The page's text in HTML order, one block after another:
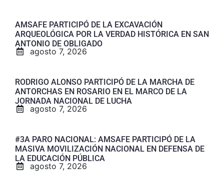
AMSAFE PARTICIPÓ DE LA EXCAVACIÓN
ARQUEOLÓGICA POR LA VERDAD HISTÓRICA EN SAN
ANTONIO DE OBLIGADO
agosto 7, 2026
RODRIGO ALONSO PARTICIPÓ DE LA MARCHA DE
ANTORCHAS EN ROSARIO EN EL MARCO DE LA
JORNADA NACIONAL DE LUCHA
agosto 7, 2026
#3A PARO NACIONAL: AMSAFE PARTICIPÓ DE LA
MASIVA MOVILIZACIÓN NACIONAL EN DEFENSA DE
LA EDUCACIÓN PÚBLICA
agosto 7, 2026